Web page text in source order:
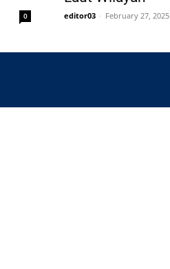
0 editor03 - February 27, 2025